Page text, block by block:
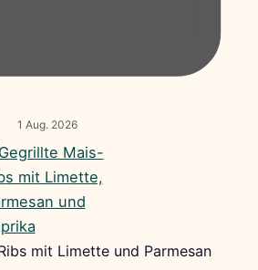
1 Aug. 2026
mit Limette und Parmesan